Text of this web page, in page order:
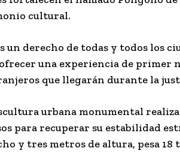
cultural.
un derecho de todas y todos los
una experiencia de primer
que llegarán durante la
urbana monumental
para recuperar su estabilidad
y tres metros de altura, pesa